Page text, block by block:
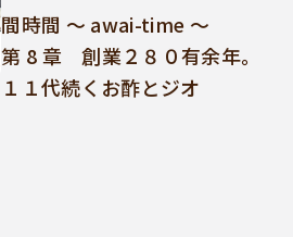
間時間 ～ awai-time ～
第 8 章 創業２８０有余年。
１１代続くお酢とジオ